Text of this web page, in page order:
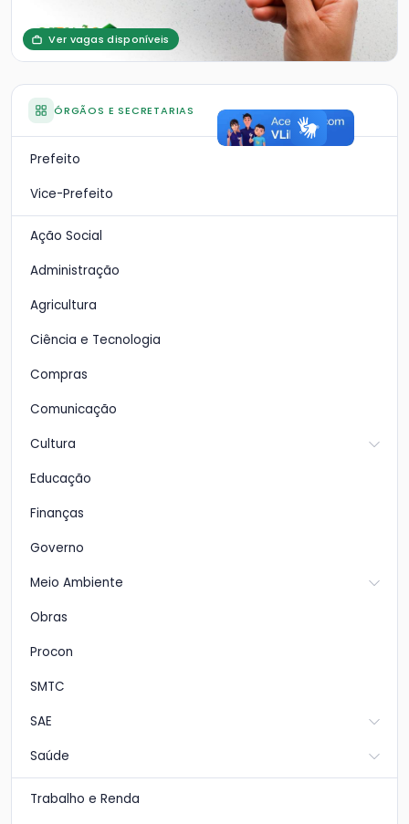
Ver vagas disponíveis
ÓRGÃOS E SECRETARIAS
Prefeito
Vice-Prefeito
Ação Social
Administração
Agricultura
Ciência e Tecnologia
Compras
Comunicação
Cultura
Educação
Finanças
Governo
Meio Ambiente
Obras
Procon
SMTC
SAE
Saúde
Trabalho e Renda